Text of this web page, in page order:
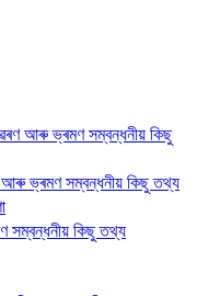
আৰু ভ্ৰমণ সম্বন্ধনীয় কিছু
আৰু ভ্ৰমণ সম্বন্ধনীয় কিছু তথ্য
সম্বন্ধনীয় কিছু তথ্য